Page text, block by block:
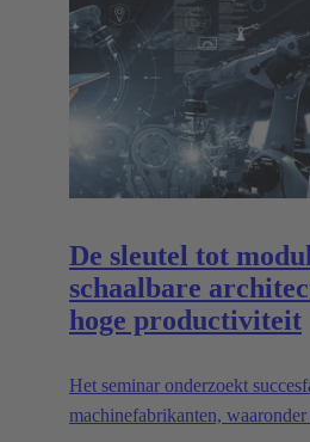
De sleutel tot
schaalbare
hoge productiviteit
Het seminar onderzoekt
machinefabrikanten,